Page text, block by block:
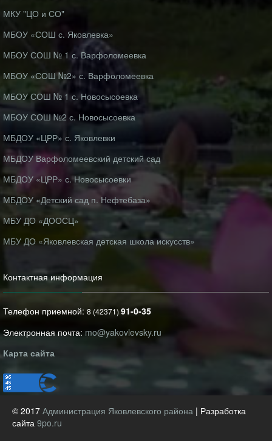
МКУ "ЦО и СО"
МБОУ «СОШ с. Яковлевка»
МБОУ СОШ № 1 с. Варфоломеевка
МБОУ «СОШ №2» с. Варфоломеевка
МБОУ СОШ № 1 с. Новосысоевка
МБОУ СОШ №2 с. Новосысоевка
МБДОУ «ЦРР» с. Яковлевки
МБДОУ Варфоломеевский детский сад
МБДОУ «ЦРР» с. Новосысоевки
МБДОУ «Детский сад п. Нефтебаза»
МБУ ДО «ДООСЦ»
МБУ ДО «Яковлевская детская школа искусств»
Контактная информация
Телефон приемной: 8 (42371) 91-0-35
Электронная почта: mo@yakovlevsky.ru
Карта сайта
© 2017 Администрация Яковлевского района | Разработка
сайта 9po.ru